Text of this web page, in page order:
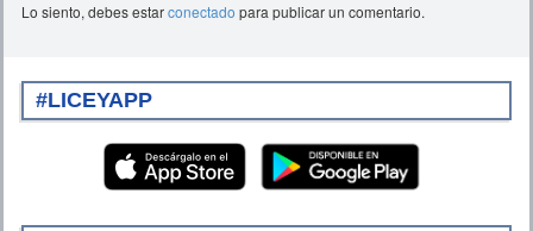
Lo siento, debes estarconectado para publicar un comentario.
#LICEYAPP